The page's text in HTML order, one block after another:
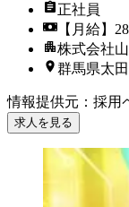
正社員
【月給】
株式会社
群馬県太
情報提供元 ： 採用
求人を見る